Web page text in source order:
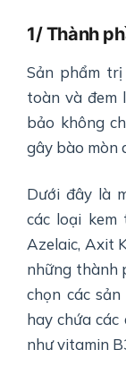
1/ Thành
Sản phẩm
toàn và đem
bảo không
gây bào mòn
Dưới đây là
các loại
Azelaic, Axit
những thành
chọn các
hay chứa
như vitamin